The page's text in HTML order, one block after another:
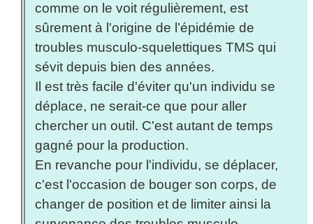
comme on le voit régulièrement, est
sûrement à l'origine de l’épidémie de
troubles musculo-squelettiques TMS qui
sévit depuis bien des années.
Il est très facile d'éviter qu'un individu se
déplace, ne serait-ce que pour aller
chercher un outil. C'est autant de temps
gagné pour la production.
En revanche pour l'individu, se déplacer,
c'est l'occasion de bouger son corps, de
changer de position et de limiter ainsi la